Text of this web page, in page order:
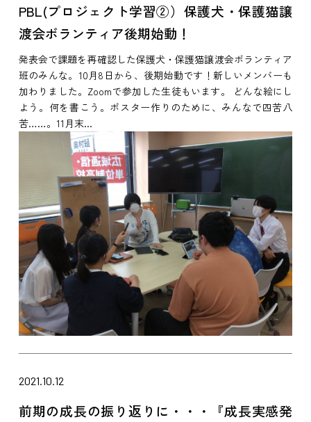
PBL(プロジェクト学習②）保護犬・保護猫譲
渡会ボランティア後期始動！
発表会で課題を再確認した保護犬・保護猫譲渡会ボランティア
班のみんな。10月8日から、後期始動です！新しいメンバーも
加わりました。Zoomで参加した生徒もいます。 どんな絵にし
よう。何を書こう。ポスター作りのために、みんなで四苦八
苦……。11月末...
2021.10.12
前期の成長の振り返りに・・・『成長実感発